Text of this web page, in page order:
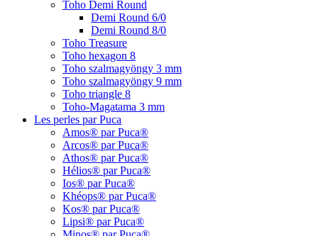
Toho Demi Round
Demi Round 6/0
Demi Round 8/0
Toho Treasure
Toho hexagon 8
Toho szalmagyöngy 3 mm
Toho szalmagyöngy 9 mm
Toho triangle 8
Toho-Magatama 3 mm
Les perles par Puca
Amos® par Puca®
Arcos® par Puca®
Athos® par Puca®
Hélios® par Puca®
Ios® par Puca®
Khéops® par Puca®
Kos® par Puca®
Lipsi® par Puca®